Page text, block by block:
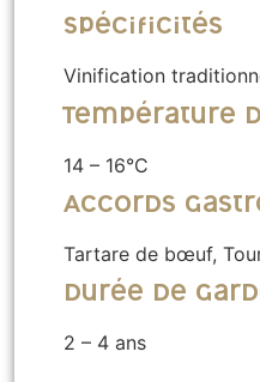
Spécificités
Vinification
Température
14 – 16°C
Accords
Tartare de bœuf,
Durée de
2 – 4 ans